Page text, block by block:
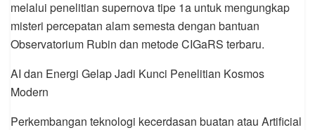
melalui penelitian supernova tipe 1a untuk mengungkap
misteri percepatan alam semesta dengan bantuan
Observatorium Rubin dan metode CIGaRS terbaru.
AI dan Energi Gelap Jadi Kunci Penelitian Kosmos
Modern
Perkembangan teknologi kecerdasan buatan atau Artificial